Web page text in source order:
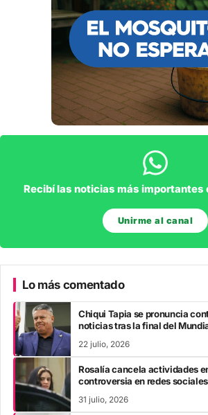
Recibí las noticias más importantes
Unirme al canal
Lo más comentado
Chiqui Tapia se pronuncia
noticias tras la final del
22 julio, 2026
Rosalía cancela actividades
controversia en redes sociales
31 julio, 2026